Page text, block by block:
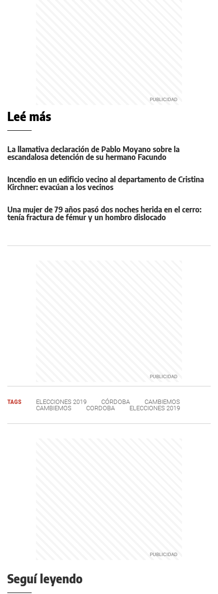
Leé más
La llamativa declaración de Pablo Moyano sobre la
escandalosa detención de su hermano Facundo
Incendio en un edificio vecino al departamento de Cristina
Kirchner: evacúan a los vecinos
Una mujer de 79 años pasó dos noches herida en el cerro:
tenía fractura de fémur y un hombro dislocado
TAGS ELECCIONES 2019 CÓRDOBA
CAMBIEMOS
CAMBIEMOS
CORDOBA ELECCIONES 2019
Seguí leyendo